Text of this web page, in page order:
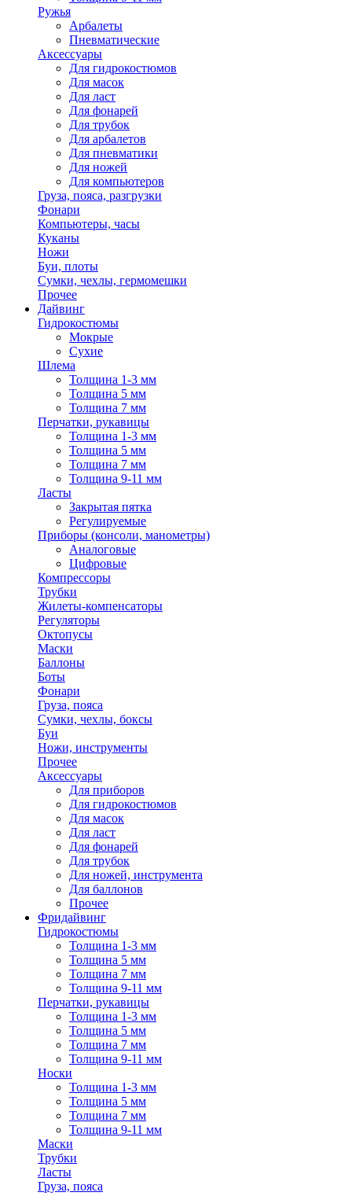
Ружья
Арбалеты
Пневматические
Аксессуары
Для гидрокостюмов
Для масок
Для ласт
Для фонарей
Для трубок
Для арбалетов
Для пневматики
Для ножей
Для компьютеров
Груза, пояса, разгрузки
Фонари
Компьютеры, часы
Куканы
Ножи
Буи, плоты
Сумки, чехлы, гермомешки
Прочее
Дайвинг
Гидрокостюмы
Мокрые
Сухие
Шлема
Толщина 1-3 мм
Толщина 5 мм
Толщина 7 мм
Перчатки, рукавицы
Толщина 1-3 мм
Толщина 5 мм
Толщина 7 мм
Толщина 9-11 мм
Ласты
Закрытая пятка
Регулируемые
Приборы (консоли, манометры)
Аналоговые
Цифровые
Компрессоры
Трубки
Жилеты-компенсаторы
Регуляторы
Октопусы
Маски
Баллоны
Боты
Фонари
Груза, пояса
Сумки, чехлы, боксы
Буи
Ножи, инструменты
Прочее
Аксессуары
Для приборов
Для гидрокостюмов
Для масок
Для ласт
Для фонарей
Для трубок
Для ножей, инструмента
Для баллонов
Прочее
Фридайвинг
Гидрокостюмы
Толщина 1-3 мм
Толщина 5 мм
Толщина 7 мм
Толщина 9-11 мм
Перчатки, рукавицы
Толщина 1-3 мм
Толщина 5 мм
Толщина 7 мм
Толщина 9-11 мм
Носки
Толщина 1-3 мм
Толщина 5 мм
Толщина 7 мм
Толщина 9-11 мм
Маски
Трубки
Ласты
Груза, пояса